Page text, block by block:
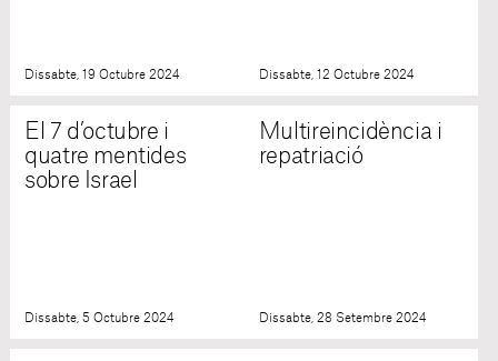
Dissabte, 19 Octubre 2024 Dissabte, 12 Octubre 2024
El 7 d’octubre i
quatre mentides
sobre Israel
Dissabte, 5 Octubre 2024
Multireincidència i
repatriació
Dissabte, 28 Setembre 2024